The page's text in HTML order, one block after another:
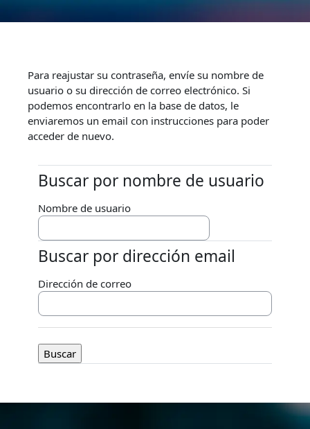
Para reajustar su contraseña, envíe su nombre de
usuario o su dirección de correo electrónico. Si
podemos encontrarlo en la base de datos, le
enviaremos un email con instrucciones para poder
acceder de nuevo.
Buscar por nombre de usuario
Buscar por nombre de usuario
Nombre de usuario
Buscar por dirección email
Buscar por dirección email
Dirección de correo